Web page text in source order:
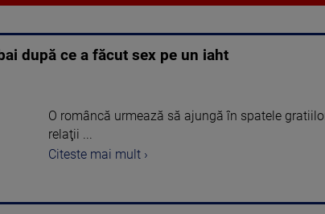
după ce a făcut sex pe un iaht
O româncă urmează să ajungă în spatele
relaţii ...
Citeste mai mult ›